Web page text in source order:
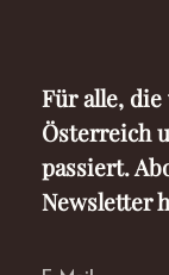
Für alle,
Österreich
passiert.
Newsletter